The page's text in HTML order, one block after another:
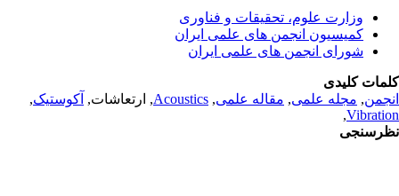
وزارت علوم، تحقیقات و فناوری
کمیسیون انجمن های علمی ایران
شورای انجمن های علمی ایران
کلیدی
,مجله علمی, مقاله علمی,
Acoustics, ارتعاشات,آکوستیک,
,